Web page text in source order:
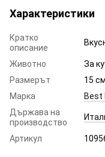
Характеристики
Кратко
описание
Животно
За
Размерът
15 см
Марка
Best
Държава на
производство
Артикул